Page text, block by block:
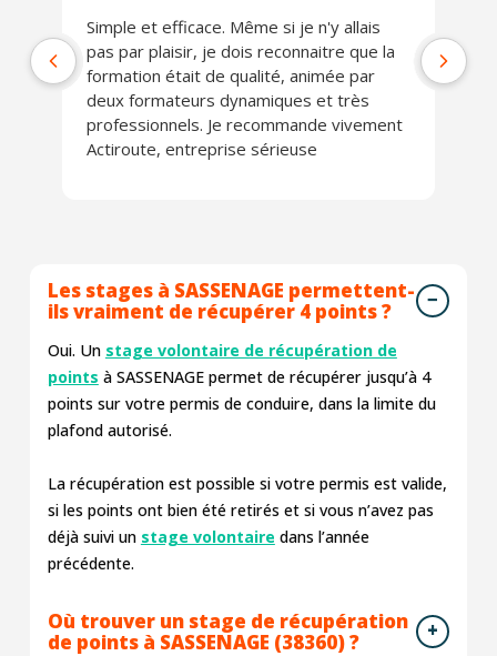
Simple et efficace. Même si je n'y allais
pas par plaisir, je dois reconnaitre que la
formation était de qualité, animée par
deux formateurs dynamiques et très
professionnels. Je recommande vivement
Actiroute, entreprise sérieuse
Les stages à SASSENAGE permettent-
ils vraiment de récupérer 4 points ?
Oui. Un stage volontaire de récupération de
points à SASSENAGE permet de récupérer jusqu’à 4
points sur votre permis de conduire, dans la limite du
plafond autorisé.
La récupération est possible si votre permis est valide,
si les points ont bien été retirés et si vous n’avez pas
déjà suivi un stage volontaire dans l’année
précédente.
Où trouver un stage de récupération
de points à SASSENAGE (38360) ?